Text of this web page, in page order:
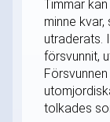
Timmar
minne
utraderats.
försvunnit,
tolkades